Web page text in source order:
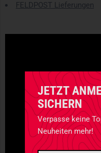
JETZT
SICHERN
Verpasse keine
Neuheiten mehr!
FELDPOST Lieferungen